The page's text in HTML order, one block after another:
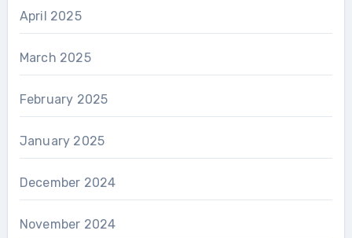
April 2025
March 2025
February 2025
January 2025
December 2024
November 2024